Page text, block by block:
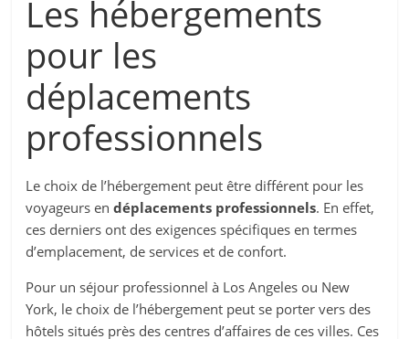
Les hébergements
pour les
déplacements
professionnels
Le choix de l’hébergement peut être différent pour les
voyageurs endéplacements professionnels. En effet,
ces derniers ont des exigences spécifiques en termes
d’emplacement, de services et de confort.
Pour un séjour professionnel à Los Angeles ou New
York, le choix de l’hébergement peut se porter vers des
hôtels situés près des centres d’affaires de ces villes. Ces